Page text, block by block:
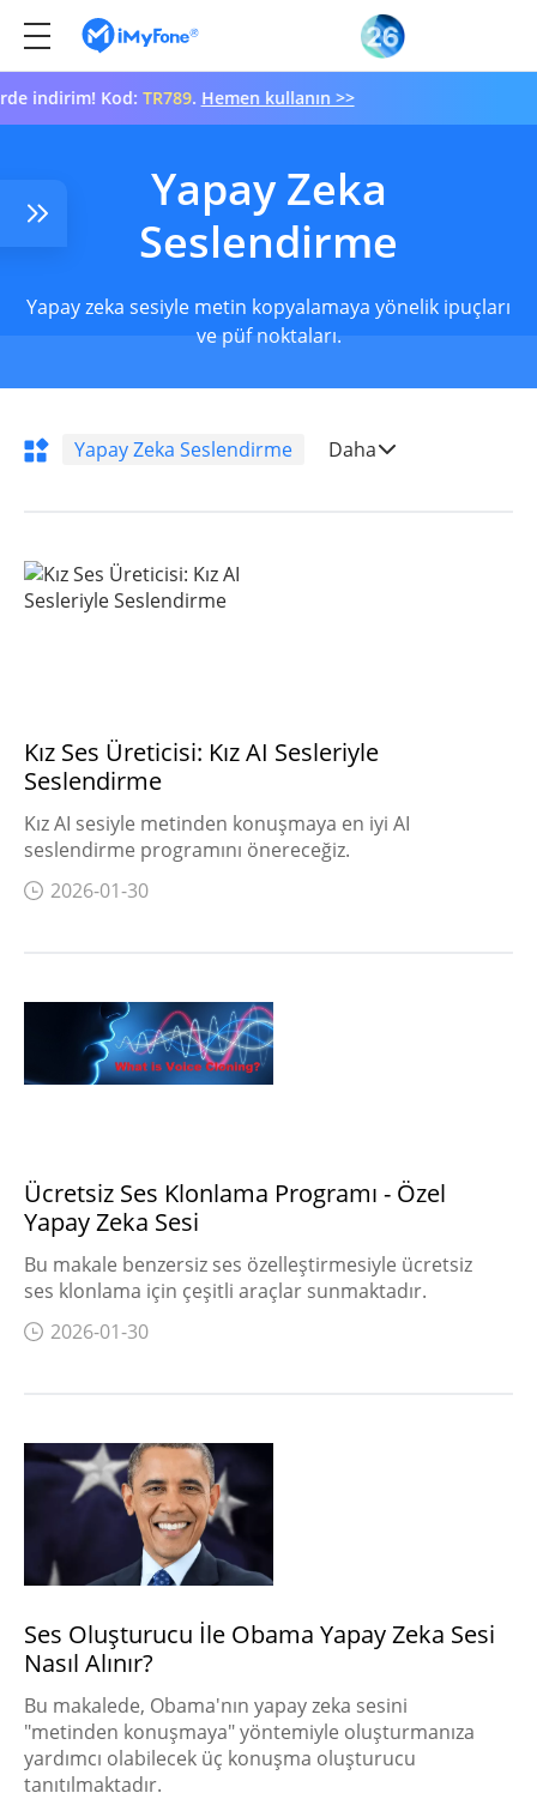
Kod: TR789.Hemen kullanın >>
Yapay Zeka
Seslendirme
Yapay zeka sesiyle metin kopyalamaya yönelik ipuçları
ve püf noktaları.
Yapay Zeka Seslendirme Daha
Video İndirme
Etkinleştirme Kilidi Kaldırma
Veri Kurtarma
iPhone İpuçları
Ekran yansıtma
Kız Ses Üreticisi: Kız AI Sesleriyle
Seslendirme
Kız AI sesiyle metinden konuşmaya en iyi AI
seslendirme programını önereceğiz.
2026-01-30
Ücretsiz Ses Klonlama Programı - Özel
Yapay Zeka Sesi
Bu makale benzersiz ses özelleştirmesiyle ücretsiz
ses klonlama için çeşitli araçlar sunmaktadır.
2026-01-30
Ses Oluşturucu İle Obama Yapay Zeka Sesi
Nasıl Alınır?
Bu makalede, Obama'nın yapay zeka sesini
"metinden konuşmaya" yöntemiyle oluşturmanıza
yardımcı olabilecek üç konuşma oluşturucu
tanıtılmaktadır.